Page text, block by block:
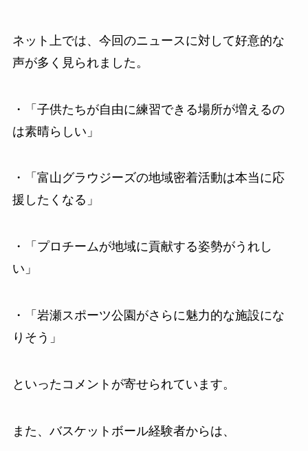
ネット上では、今回のニュースに対して好意的な
声が多く見られました。
・「子供たちが自由に練習できる場所が増えるの
は素晴らしい」
・「富山グラウジーズの地域密着活動は本当に応
援したくなる」
・「プロチームが地域に貢献する姿勢がうれし
い」
・「岩瀬スポーツ公園がさらに魅力的な施設にな
りそう」
といったコメントが寄せられています。
また、バスケットボール経験者からは、